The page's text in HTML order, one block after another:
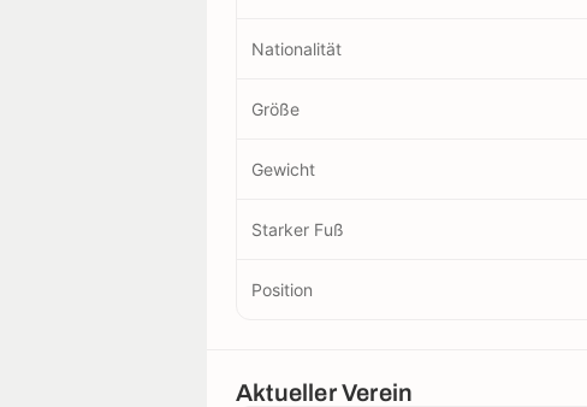
Nationalität
Größe
Gewicht
Starker Fuß
Position
Aktueller Verein